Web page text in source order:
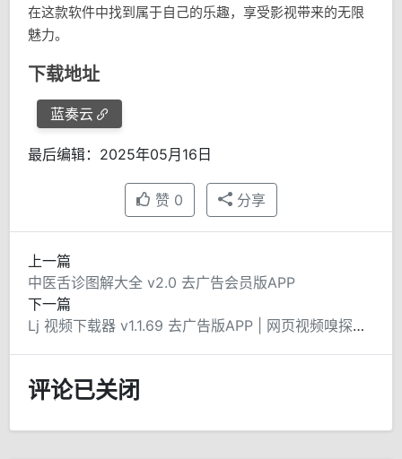
在这款软件中找到属于自己的乐趣，享受影视带来的无限
魅力。
下载地址
蓝奏云
最后编辑：2025年05月16日
赞 0 分享
上一篇
中医舌诊图解大全 v2.0 去广告会员版APP
下一篇
Lj 视频下载器 v1.1.69 去广告版APP | 网页视频嗅探下载工具
评论已关闭